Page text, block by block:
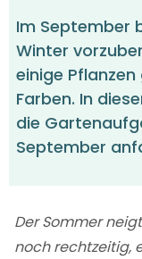
Im September
Winter
einige
Farben. In
die
September
Der Sommer
noch rechtzeitig,